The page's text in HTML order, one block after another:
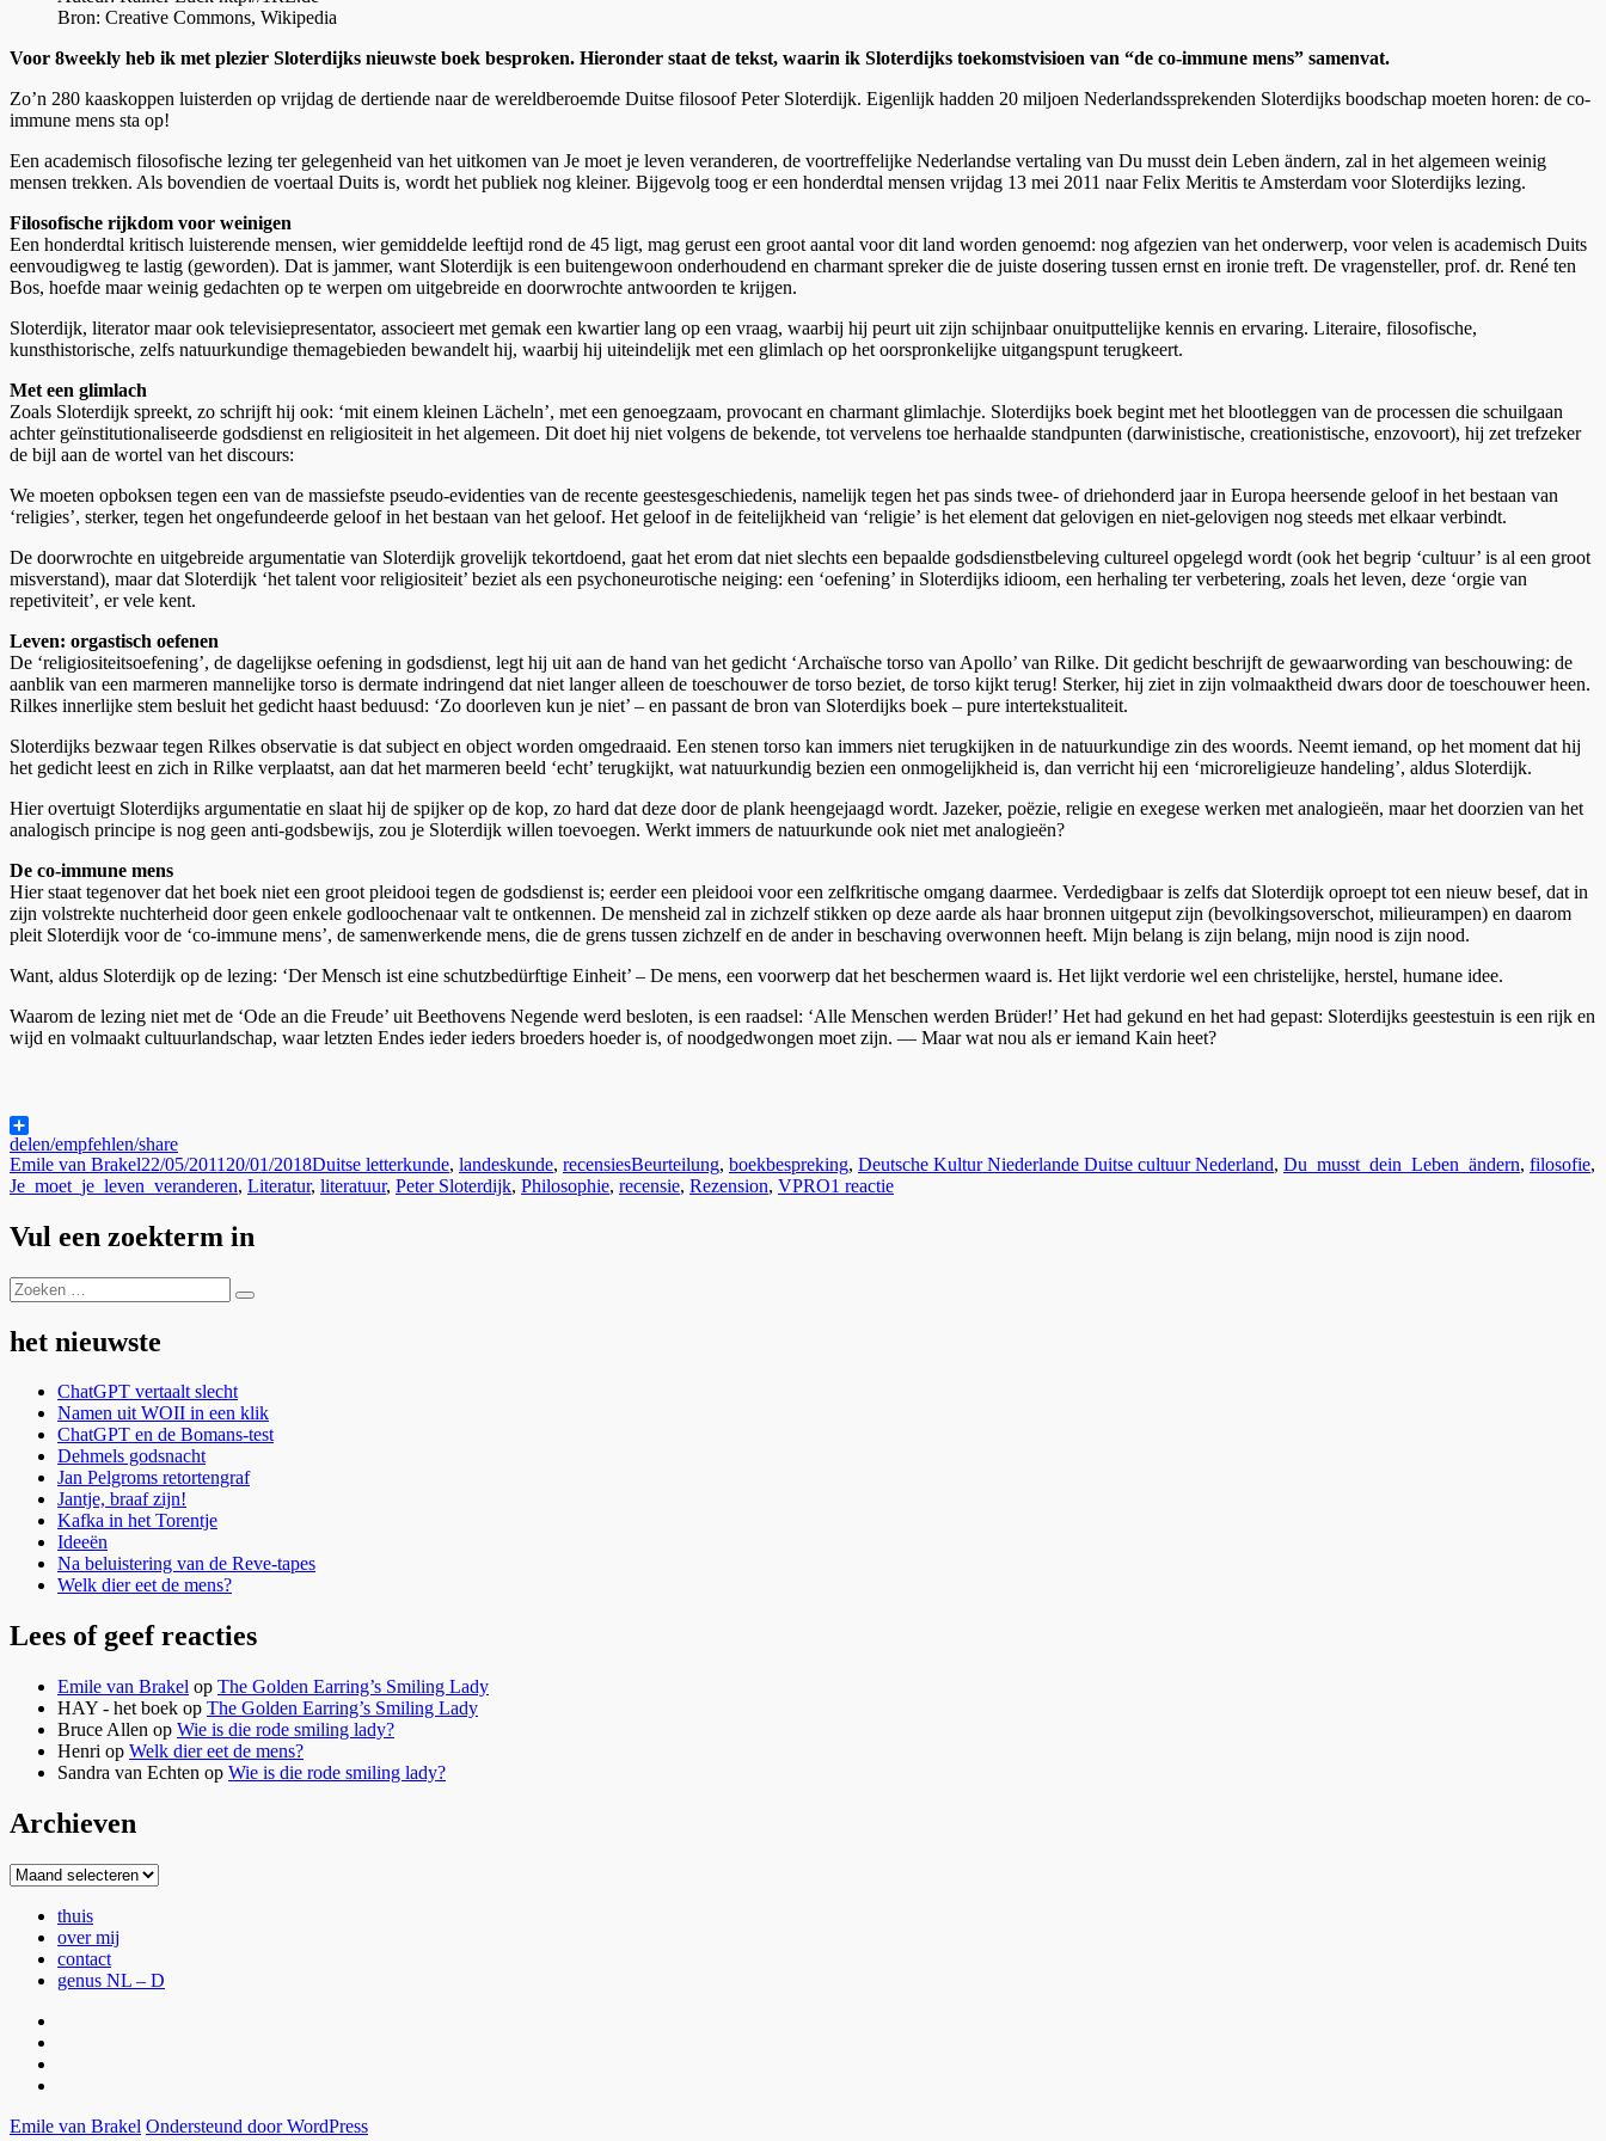
Bron: Creative Commons, Wikipedia
Voor 8weekly heb ik met plezier Sloterdijks nieuwste boek besproken. Hieronder staat de tekst, waarin ik Sloterdijks toekomstvisioen van “de co-immune mens” samenvat.
Zo’n 280 kaaskoppen luisterden op vrijdag de dertiende naar de wereldberoemde Duitse filosoof Peter Sloterdijk. Eigenlijk hadden 20 miljoen Nederlandssprekenden Sloterdijks boodschap moeten horen: de co-
immune mens sta op!
Een academisch filosofische lezing ter gelegenheid van het uitkomen van Je moet je leven veranderen, de voortreffelijke Nederlandse vertaling van Du musst dein Leben ändern, zal in het algemeen weinig
mensen trekken. Als bovendien de voertaal Duits is, wordt het publiek nog kleiner. Bijgevolg toog er een honderdtal mensen vrijdag 13 mei 2011 naar Felix Meritis te Amsterdam voor Sloterdijks lezing.
Filosofische rijkdom voor weinigen
Een honderdtal kritisch luisterende mensen, wier gemiddelde leeftijd rond de 45 ligt, mag gerust een groot aantal voor dit land worden genoemd: nog afgezien van het onderwerp, voor velen is academisch Duits
eenvoudigweg te lastig (geworden). Dat is jammer, want Sloterdijk is een buitengewoon onderhoudend en charmant spreker die de juiste dosering tussen ernst en ironie treft. De vragensteller, prof. dr. René ten
Bos, hoefde maar weinig gedachten op te werpen om uitgebreide en doorwrochte antwoorden te krijgen.
Sloterdijk, literator maar ook televisiepresentator, associeert met gemak een kwartier lang op een vraag, waarbij hij peurt uit zijn schijnbaar onuitputtelijke kennis en ervaring. Literaire, filosofische,
kunsthistorische, zelfs natuurkundige themagebieden bewandelt hij, waarbij hij uiteindelijk met een glimlach op het oorspronkelijke uitgangspunt terugkeert.
Met een glimlach
Zoals Sloterdijk spreekt, zo schrijft hij ook: ‘mit einem kleinen Lächeln’, met een genoegzaam, provocant en charmant glimlachje. Sloterdijks boek begint met het blootleggen van de processen die schuilgaan
achter geïnstitutionaliseerde godsdienst en religiositeit in het algemeen. Dit doet hij niet volgens de bekende, tot vervelens toe herhaalde standpunten (darwinistische, creationistische, enzovoort), hij zet trefzeker
de bijl aan de wortel van het discours:
We moeten opboksen tegen een van de massiefste pseudo-evidenties van de recente geestesgeschiedenis, namelijk tegen het pas sinds twee- of driehonderd jaar in Europa heersende geloof in het bestaan van
‘religies’, sterker, tegen het ongefundeerde geloof in het bestaan van het geloof. Het geloof in de feitelijkheid van ‘religie’ is het element dat gelovigen en niet-gelovigen nog steeds met elkaar verbindt.
De doorwrochte en uitgebreide argumentatie van Sloterdijk grovelijk tekortdoend, gaat het erom dat niet slechts een bepaalde godsdienstbeleving cultureel opgelegd wordt (ook het begrip ‘cultuur’ is al een groot
misverstand), maar dat Sloterdijk ‘het talent voor religiositeit’ beziet als een psychoneurotische neiging: een ‘oefening’ in Sloterdijks idioom, een herhaling ter verbetering, zoals het leven, deze ‘orgie van
repetiviteit’, er vele kent.
Leven: orgastisch oefenen
De ‘religiositeitsoefening’, de dagelijkse oefening in godsdienst, legt hij uit aan de hand van het gedicht ‘Archaïsche torso van Apollo’ van Rilke. Dit gedicht beschrijft de gewaarwording van beschouwing: de
aanblik van een marmeren mannelijke torso is dermate indringend dat niet langer alleen de toeschouwer de torso beziet, de torso kijkt terug! Sterker, hij ziet in zijn volmaaktheid dwars door de toeschouwer heen.
Rilkes innerlijke stem besluit het gedicht haast beduusd: ‘Zo doorleven kun je niet’ – en passant de bron van Sloterdijks boek – pure intertekstualiteit.
Sloterdijks bezwaar tegen Rilkes observatie is dat subject en object worden omgedraaid. Een stenen torso kan immers niet terugkijken in de natuurkundige zin des woords. Neemt iemand, op het moment dat hij
het gedicht leest en zich in Rilke verplaatst, aan dat het marmeren beeld ‘echt’ terugkijkt, wat natuurkundig bezien een onmogelijkheid is, dan verricht hij een ‘microreligieuze handeling’, aldus Sloterdijk.
Hier overtuigt Sloterdijks argumentatie en slaat hij de spijker op de kop, zo hard dat deze door de plank heengejaagd wordt. Jazeker, poëzie, religie en exegese werken met analogieën, maar het doorzien van het
analogisch principe is nog geen anti-godsbewijs, zou je Sloterdijk willen toevoegen. Werkt immers de natuurkunde ook niet met analogieën?
De co-immune mens
Hier staat tegenover dat het boek niet een groot pleidooi tegen de godsdienst is; eerder een pleidooi voor een zelfkritische omgang daarmee. Verdedigbaar is zelfs dat Sloterdijk oproept tot een nieuw besef, dat in
zijn volstrekte nuchterheid door geen enkele godloochenaar valt te ontkennen. De mensheid zal in zichzelf stikken op deze aarde als haar bronnen uitgeput zijn (bevolkingsoverschot, milieurampen) en daarom
pleit Sloterdijk voor de ‘co-immune mens’, de samenwerkende mens, die de grens tussen zichzelf en de ander in beschaving overwonnen heeft. Mijn belang is zijn belang, mijn nood is zijn nood.
Want, aldus Sloterdijk op de lezing: ‘Der Mensch ist eine schutzbedürftige Einheit’ – De mens, een voorwerp dat het beschermen waard is. Het lijkt verdorie wel een christelijke, herstel, humane idee.
Waarom de lezing niet met de ‘Ode an die Freude’ uit Beethovens Negende werd besloten, is een raadsel: ‘Alle Menschen werden Brüder!’ Het had gekund en het had gepast: Sloterdijks geestestuin is een rijk en
wijd en volmaakt cultuurlandschap, waar letzten Endes ieder ieders broeders hoeder is, of noodgedwongen moet zijn. — Maar wat nou als er iemand Kain heet?
delen/empfehlen/share
Auteur
Emile van BrakelGeplaatst
op
22/05/2011 20/01/2018Categorieën
Duitse letterkunde, landeskunde, recensiesTags
Beurteilung, boekbespreking, Deutsche Kultur Niederlande Duitse cultuur Nederland, Du_musst_dein_Leben_ändern, filosofie,
Je_moet_je_leven_veranderen, Literatur, literatuur, Peter Sloterdijk, Philosophie, recensie, Rezension, VPRO1 reactieop
Vul een zoekterm in
Zoeken
naar:
Zoeken
het nieuwste
ChatGPT vertaalt slecht
Namen uit WOII in een klik
ChatGPT en de Bomans-test
Dehmels godsnacht
Jan Pelgroms retortengraf
Jantje, braaf zijn!
Kafka in het Torentje
Ideeën
Na beluistering van de Reve-tapes
Welk dier eet de mens?
Lees of geef reacties
Emile van Brakel op The Golden Earring’s Smiling Lady
HAY - het boek op The Golden Earring’s Smiling Lady
Bruce Allen op Wie is die rode smiling lady?
Henri op Welk dier eet de mens?
Sandra van Echten op Wie is die rode smiling lady?
Archieven
Archieven
thuis
over mij
contact
genus NL – D
–
Emile van Brakel Ondersteund door WordPress